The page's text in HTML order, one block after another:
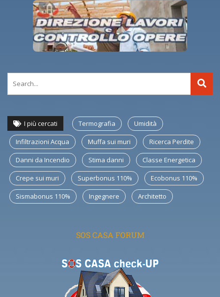
I più cercati Termografia Umidità
Infiltrazioni Acqua Muffa sui muri Ricerca Perdite
Danni da Incendio Stima danni Classe Energetica
Crepe sui muri Superbonus 110% Ecobonus 110%
Sismabonus 110% Ingegnere Architetto
SOS CASA FORUM